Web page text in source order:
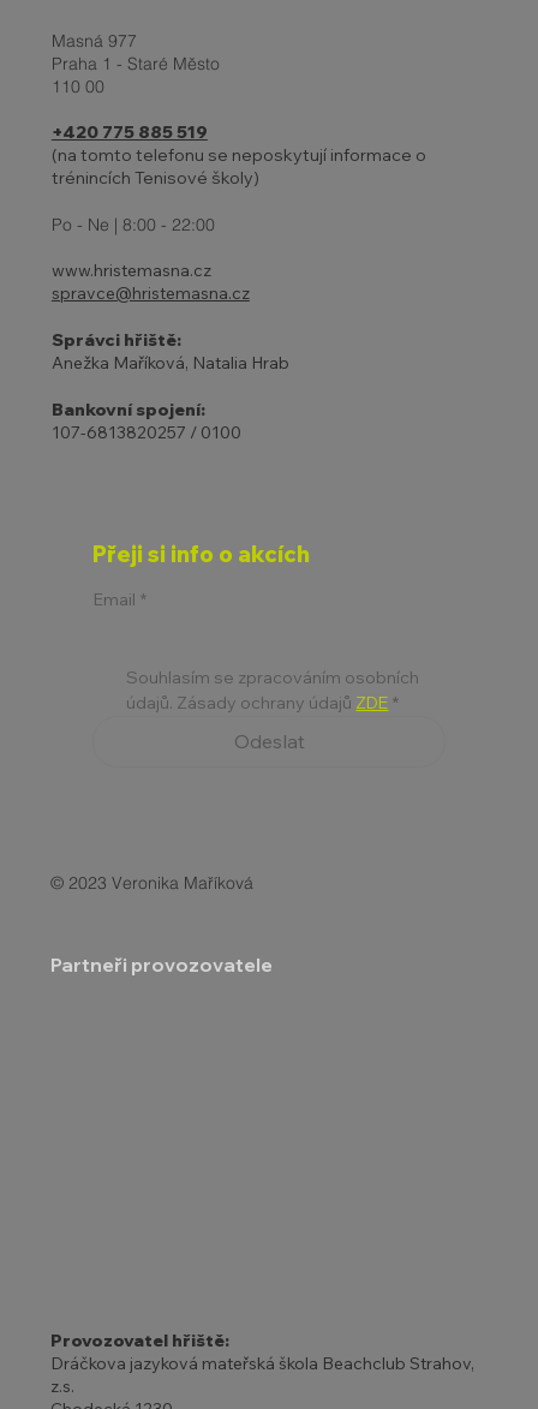
Provozovatel hřiště:
Dráčkova jazyková mateřská škola Beachclub Strahov,
z.s.
Masná 977
Praha 1 - Staré Město
110 00
+420 775 885 519
(na tomto telefonu se neposkytují informace o
trénincích Tenisové školy)
Po - Ne | 8:00 - 22:00
www.hristemasna.cz
spravce@hristemasna.cz
Správci hřiště:
Anežka Maříková, Natalia Hrab
Bankovní spojení:
107-6813820257 / 0100
Přeji si info o akcích
Email *
Souhlasím se zpracováním osobních
údajů. Zásady ochrany údajů ZDE *
Odeslat
© 2023 Veronika Maříková
Partneři provozovatele